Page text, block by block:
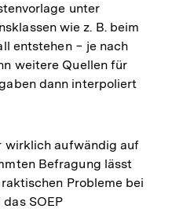
unter
wie z. B. beim
entstehen − je nach
weitere Quellen für
dann interpoliert
wirklich aufwändig auf
Befragung lässt
Probleme bei
SOEP